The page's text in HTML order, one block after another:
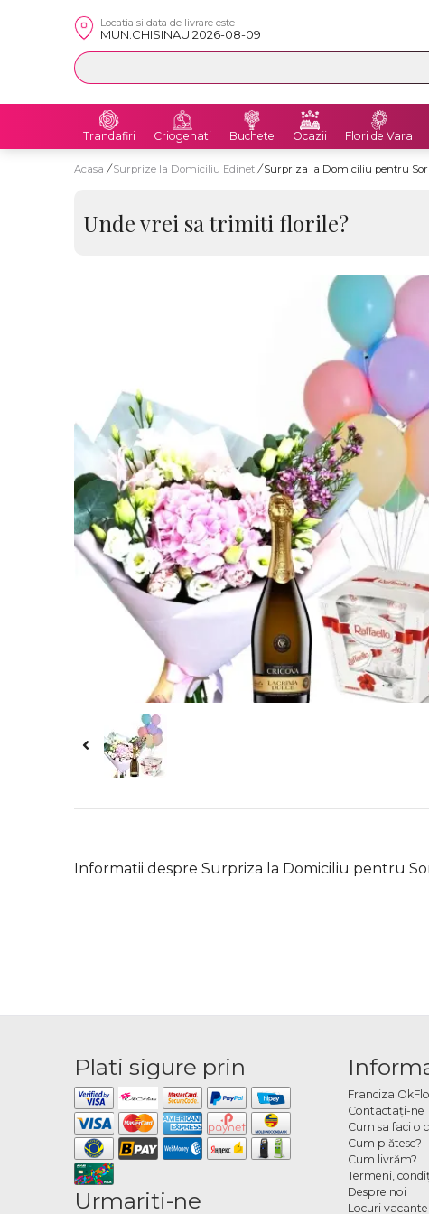
Locatia si data de livrare este
MUN.CHISINAU 2026-08-09
Trandafiri Criogenati Buchete Ocazii Flori de Vara
Acasa / Surprize la Domiciliu Edinet / Surpriza la Domiciliu pentru
Unde vrei sa trimiti florile?
Informatii despre Surpriza la Domiciliu pentru
Plati sigure prin
Urmariti-ne
Franciza
Contactaţi-ne
Cum sa faci o
Cum plătesc?
Cum livrăm?
Termeni,
Despre noi
Locuri vacante